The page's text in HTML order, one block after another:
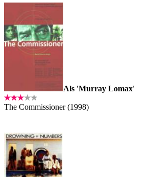
Als 'Murray Lomax'
The Commissioner (1998)